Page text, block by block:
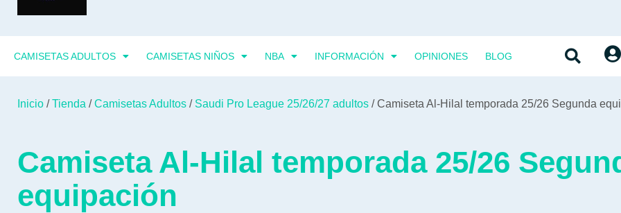
CAMISETAS ADULTOS CAMISETAS NIÑOS NBA INFORMACIÓN OPINIONES BLOG
Inicio /Tienda /Camisetas Adultos / Saudi Pro League 25/26/27 adultos / Camiseta Al-Hilal temporada 25/26 Segunda
Camiseta Al-Hilal temporada 25/26
equipación